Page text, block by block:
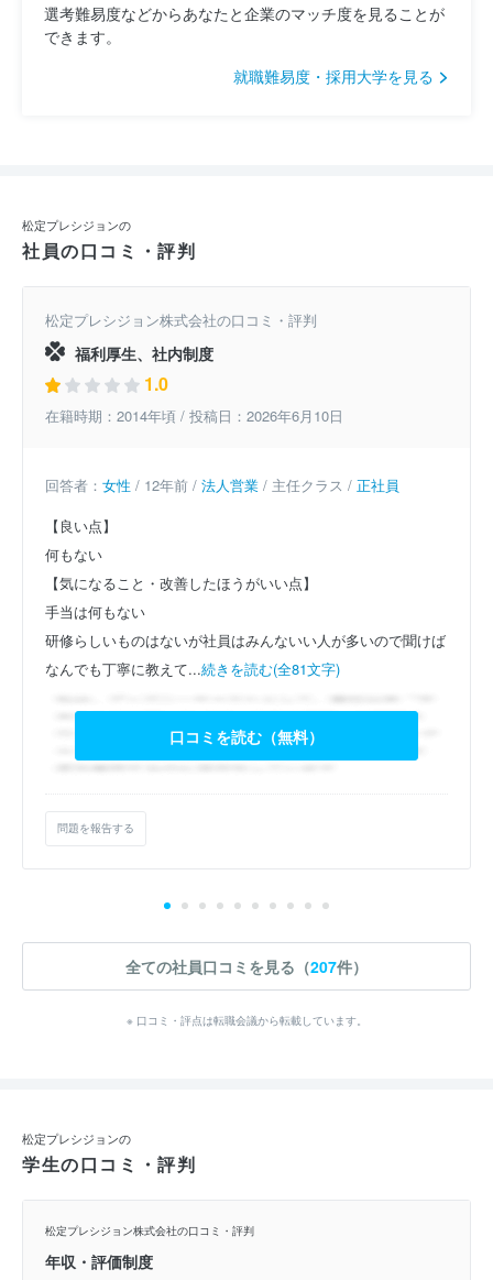
選考難易度などからあなたと企業のマッチ度を見ることが
できます。
就職難易度・採用大学を見る
松定プレシジョンの
社員の口コミ・評判
松定プレシジョン株式会社の口コミ・評判
福利厚生、社内制度
1.0
在籍時期：2014年頃 / 投稿日：2026年6月10日
回答者： 女性 / 12年前 / 法人営業 / 主任クラス / 正社員
【良い点】
何もない
【気になること・改善したほうがいい点】
手当は何もない
研修らしいものはないが社員はみんないい人が多いので聞けば
なんでも丁寧に教えて...続きを読む(全81文字)
口コミを読む（無料）
問題を報告する
全ての社員口コミを見る（207件）
※ 口コミ・評点は転職会議から転載しています。
松定プレシジョンの
学生の口コミ・評判
松定プレシジョン株式会社の口コミ・評判
年収・評価制度